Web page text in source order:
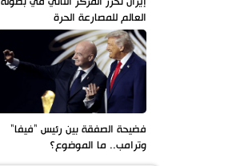
العالم للمصارعة الحرة
فضيحة الصفقة بين رئيس "فيفا"
وترامب.. ما الموضوع؟